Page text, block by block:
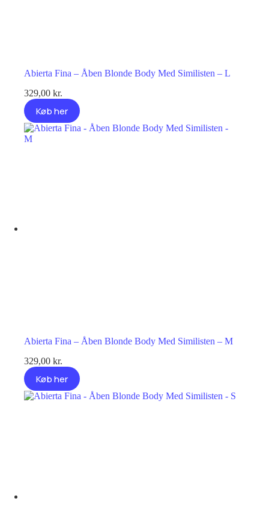
Abierta Fina – Åben Blonde Body Med Similisten – L
329,00 kr.
Køb her
Abierta Fina – Åben Blonde Body Med Similisten – M
329,00 kr.
Køb her